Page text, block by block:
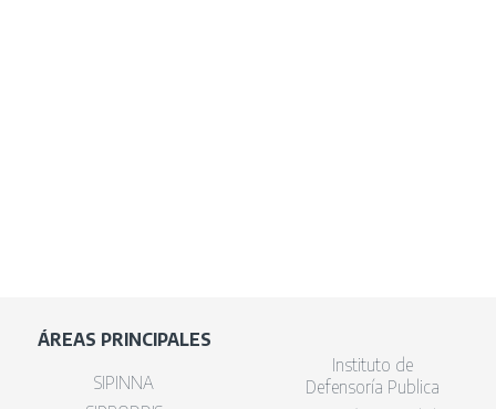
ÁREAS PRINCIPALES
SIPINNA
Instituto de
Defensoría Publica